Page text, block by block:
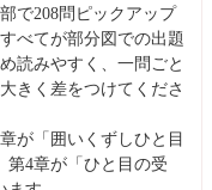
で208問ピックアップ
べてが部分図での出題
読みやすく、一問ごと
きく差をつけてくださ
が「囲いくずしひと目
第4章が「ひと目の受